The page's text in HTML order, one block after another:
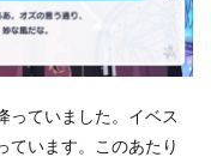
っていました。イベス
ています。このあたり